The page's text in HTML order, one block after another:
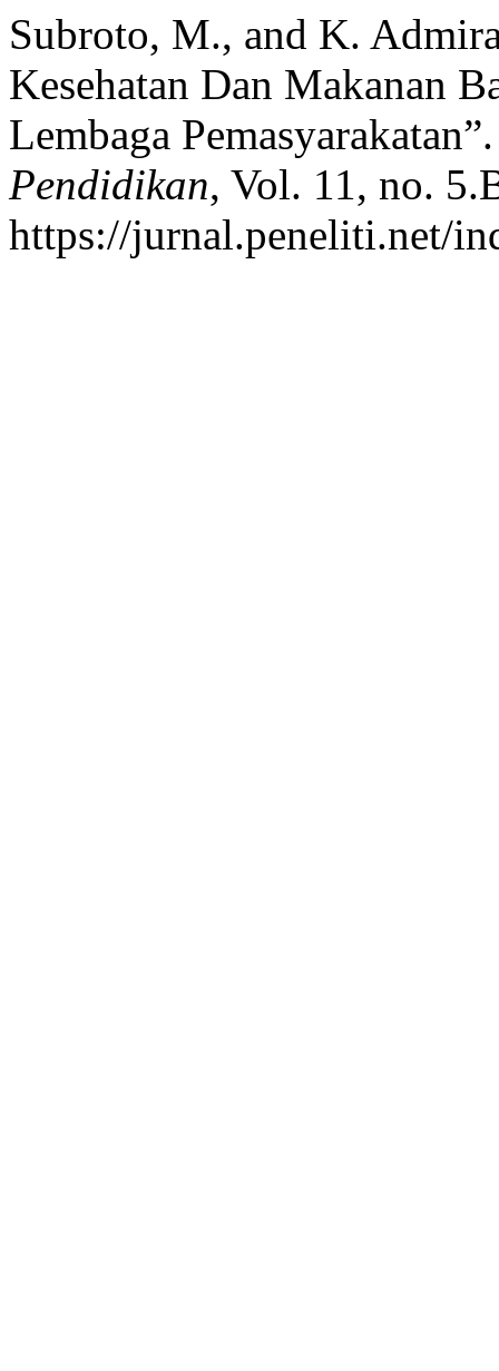
Subroto, M., and K.
Kesehatan Dan Makanan
Lembaga
Pendidikan, Vol. 11, no.
https://jurnal.peneliti.net/